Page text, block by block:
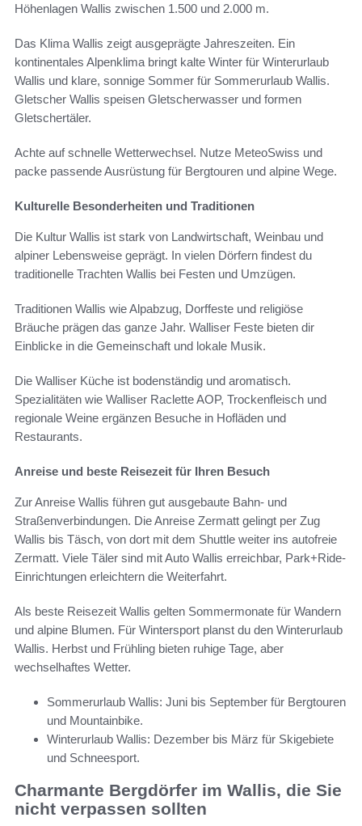
Höhenlagen Wallis zwischen 1.500 und 2.000 m.
Das Klima Wallis zeigt ausgeprägte Jahreszeiten. Ein
kontinentales Alpenklima bringt kalte Winter für Winterurlaub
Wallis und klare, sonnige Sommer für Sommerurlaub Wallis.
Gletscher Wallis speisen Gletscherwasser und formen
Gletschertäler.
Achte auf schnelle Wetterwechsel. Nutze MeteoSwiss und
packe passende Ausrüstung für Bergtouren und alpine Wege.
Kulturelle Besonderheiten und Traditionen
Die Kultur Wallis ist stark von Landwirtschaft, Weinbau und
alpiner Lebensweise geprägt. In vielen Dörfern findest du
traditionelle Trachten Wallis bei Festen und Umzügen.
Traditionen Wallis wie Alpabzug, Dorffeste und religiöse
Bräuche prägen das ganze Jahr. Walliser Feste bieten dir
Einblicke in die Gemeinschaft und lokale Musik.
Die Walliser Küche ist bodenständig und aromatisch.
Spezialitäten wie Walliser Raclette AOP, Trockenfleisch und
regionale Weine ergänzen Besuche in Hofläden und
Restaurants.
Anreise und beste Reisezeit für Ihren Besuch
Zur Anreise Wallis führen gut ausgebaute Bahn- und
Straßenverbindungen. Die Anreise Zermatt gelingt per Zug
Wallis bis Täsch, von dort mit dem Shuttle weiter ins autofreie
Zermatt. Viele Täler sind mit Auto Wallis erreichbar, Park+Ride-
Einrichtungen erleichtern die Weiterfahrt.
Als beste Reisezeit Wallis gelten Sommermonate für Wandern
und alpine Blumen. Für Wintersport planst du den Winterurlaub
Wallis. Herbst und Frühling bieten ruhige Tage, aber
wechselhaftes Wetter.
Sommerurlaub Wallis: Juni bis September für Bergtouren
und Mountainbike.
Winterurlaub Wallis: Dezember bis März für Skigebiete
und Schneesport.
Charmante Bergdörfer im Wallis, die Sie
nicht verpassen sollten